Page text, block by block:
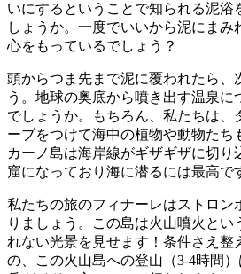
いにするということで知られる泥浴
しょうか。一度でいいから泥にまみ
心をもっているでしょう？
頭からつま先まで泥に覆われたら、
う。地球の奥底から噴き出す温泉に
でしょうか。もちろん、私たちは、
ーブをつけて海中の植物や動物たち
カーノ島は海岸線がギザギザに切り
窟になっており海に潜るには最高で
私たちの旅のフィナーレはストロン
りましょう。この島は火山噴火とい
れない光景を見せます！条件さえ整
の、この火山島への登山（3-4時間